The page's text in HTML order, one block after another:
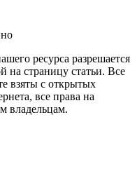
ресурса разрешается
на страницу статьи. Все
взяты с открытых
все права на
владельцам.